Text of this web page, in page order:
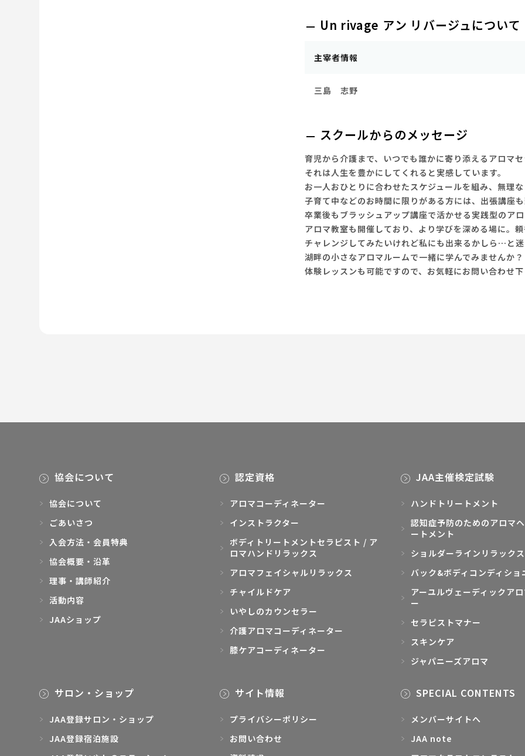
Un rivage アン リバージュについて
主宰者情報
三島 志野
スクールからのメッセージ
育児から介護まで、いつでも誰かに寄り添えるアロマ
それは人生を豊かにしてくれると実感しています。
お一人おひとりに合わせたスケジュールを組み、無理
子育て中などのお時間に限りがある方には、出張講座
卒業後もブラッシュアップ講座で活かせる実践型のア
アロマ教室も開催しており、より学びを深める場に。
チャレンジしてみたいけれど私にも出来るかしら…と
湖畔の小さなアロマルームで一緒に学んでみませんか？
体験レッスンも可能ですので、お気軽にお問い合わせ
協会について
協会について
ごあいさつ
入会方法・会員特典
協会概要・沿革
理事・講師紹介
活動内容
JAAショップ
認定資格
アロマコーディネーター
インストラクター
ボディトリートメントセラピスト / ア
ロマハンドリラックス
アロマフェイシャルリラックス
チャイルドケア
いやしのカウンセラー
介護アロマコーディネーター
膝ケアコーディネーター
JAA主催検定試験
ハンドトリートメント
認知症予防のためのアロマ
ートメント
ショルダーラインリラックス
バック&ボディコンディショ
アーユルヴェーディックア
ー
セラピストマナー
スキンケア
ジャパニーズアロマ
サロン・ショップ
JAA登録サロン・ショップ
JAA登録宿泊施設
サイト情報
プライバシーポリシー
お問い合わせ
SPECIAL CONTENTS
メンバーサイトへ
JAA note